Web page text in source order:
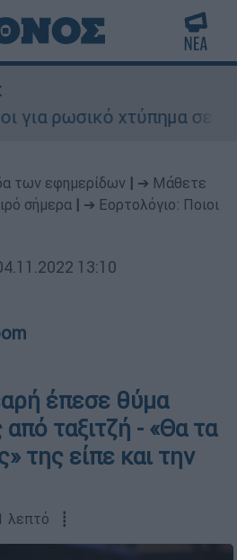
ρωσικό χτύπημα σε
των εφημερίδων
➔ Μάθετε
σήμερα
➔ Εορτολόγιο: Ποιοι
13:10
έπεσε θύμα
ταξιτζή - «Θα τα
της είπε και την
λεπτό ┋